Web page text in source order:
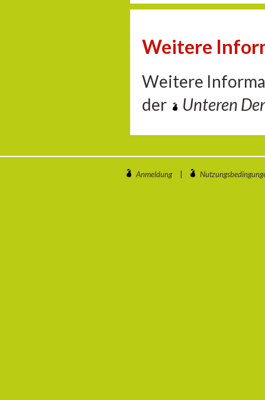
Weitere
Weitere
der
Unteren
Anmeldung